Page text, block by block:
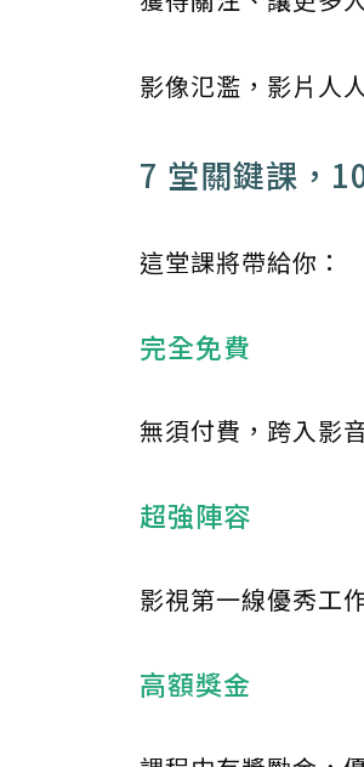
影像氾濫，影片人
7 堂關鍵課，
這堂課將帶給你：
完全免費
無須付費，跨入影
超強陣容
影視第一線優秀工
高額獎金